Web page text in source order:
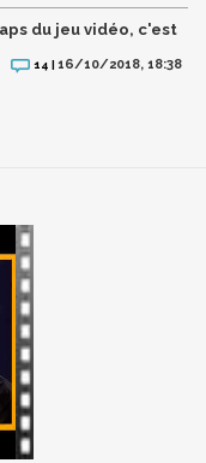
du jeu vidéo, c'est
14 |16/10/2018, 18:38